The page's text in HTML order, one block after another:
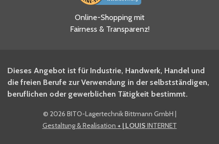
Ja, ich habe die
Datenschutzhinweise gelesen
und akzeptiere diese.
BITO Newsletter Fachwissen
Intralogistiker anmelden.
Ja, ich möchte mich für den
BITO Shop-Newsletter
Online-Shopping mit
Fairness & Transparenz!
Dieses Angebot ist für Industrie, Handwerk, Handel und
die freien Berufe zur Verwendung in der selbstständigen,
beruflichen oder gewerblichen Tätigkeit bestimmt.
© 2026 BITO-Lagertechnik Bittmann GmbH |
Gestaltung & Realisation + | LOUIS INTERNET